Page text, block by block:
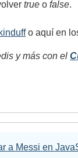
true o false.
o aquí en
y más con el
a Messi en